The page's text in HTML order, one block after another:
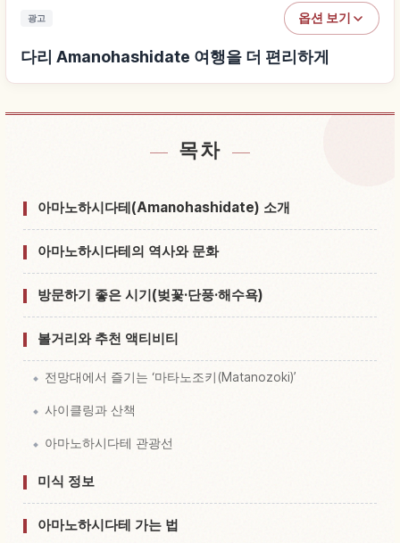
광고 옵션 보기
다리 Amanohashidate 여행을 더 편리하게
다리 Amanohashidate 근처 숙소 찾기
다리 Amanohashidate 체험 찾기
목차
아마노하시다테(Amanohashidate) 소개
아마노하시다테의 역사와 문화
방문하기 좋은 시기(벚꽃·단풍·해수욕)
볼거리와 추천 액티비티
전망대에서 즐기는 ‘마타노조키(Matanozoki)’
사이클링과 산책
아마노하시다테 관광선
미식 정보
아마노하시다테 가는 법